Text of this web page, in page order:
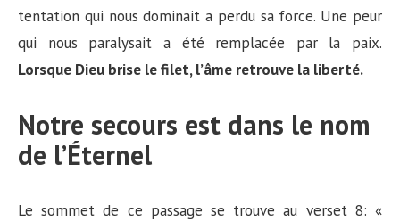
tentation qui nous dominait a perdu sa force. Une peur
qui nous paralysait a été remplacée par la paix.
Lorsque Dieu brise le filet, l’âme retrouve la liberté.
Notre secours est dans le nom
de l’Éternel
Le sommet de ce passage se trouve au verset 8: «